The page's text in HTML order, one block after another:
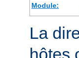
Module:
La
hôtes